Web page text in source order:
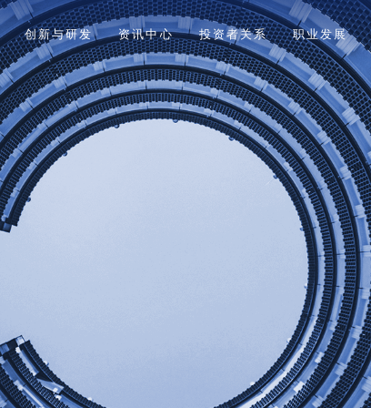
创新与研发 资讯中心 投资者关系 职业发展